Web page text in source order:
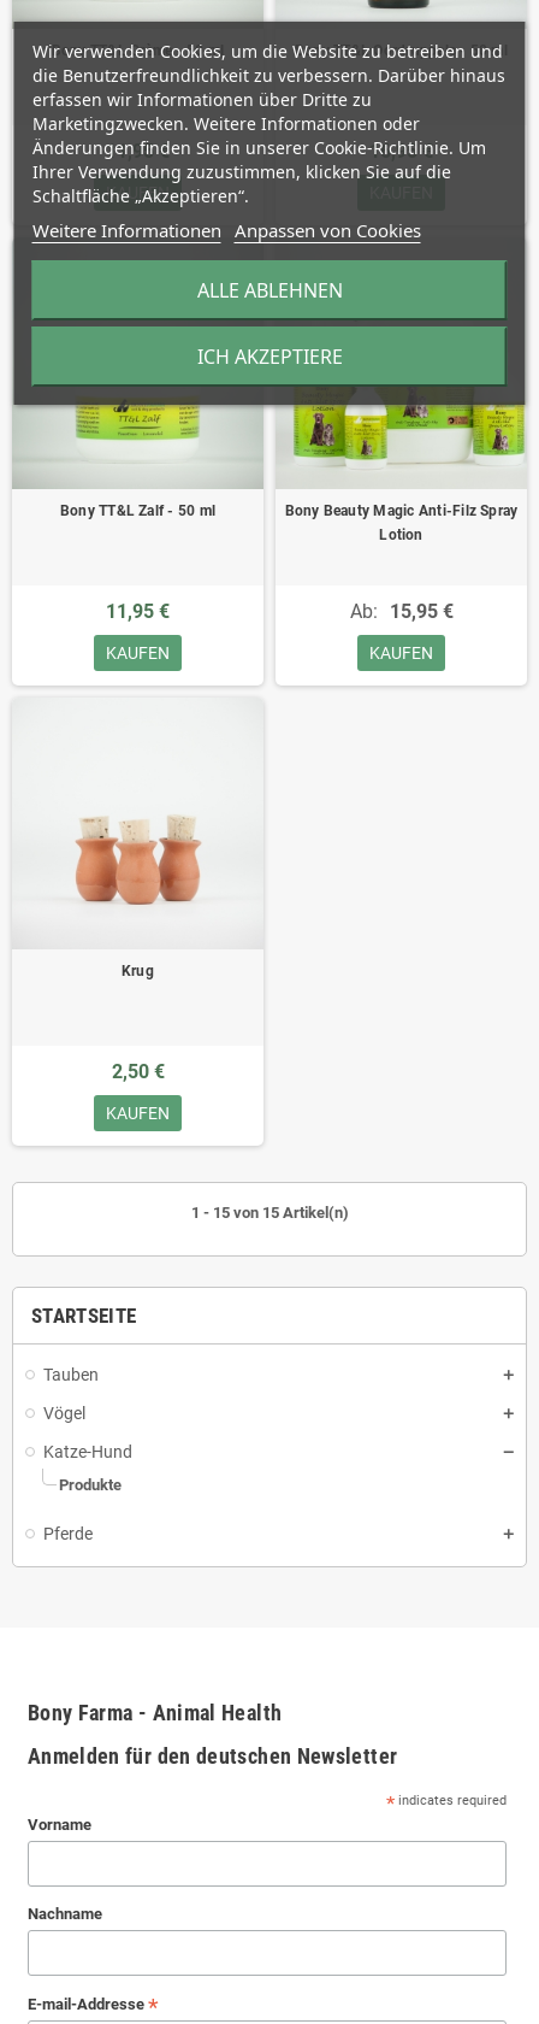
STARTSEITE
Tauben
Vögel
Katze-Hund
Produkte
Pferde
Bony TT&L Crème - 50 ml
11,95 €
KAUFEN
Bony TT&L Oordruppels - 50 ml
16,95 €
Bony TT&L Zalf - 50 ml
11,95 €
KAUFEN
Bony Beauty Magic Anti-Filz Spray
Lotion
Ab: 15,95 €
KAUFEN
Krug
2,50 €
KAUFEN
1 - 15 von 15 Artikel(n)
Bony Farma - Animal Health
Anmelden für den deutschen Newsletter
* indicates required
Vorname
Nachname
E-mail-Addresse *
Wir verwenden Cookies, um die Website zu betreiben und
die Benutzerfreundlichkeit zu verbessern. Darüber hinaus
erfassen wir Informationen über Dritte zu
Marketingzwecken. Weitere Informationen oder
Änderungen finden Sie in unserer Cookie-Richtlinie. Um
Ihrer Verwendung zuzustimmen, klicken Sie auf die
Schaltfläche „Akzeptieren“.
Weitere Informationen Anpassen von Cookies
ALLE ABLEHNEN
ICH AKZEPTIERE